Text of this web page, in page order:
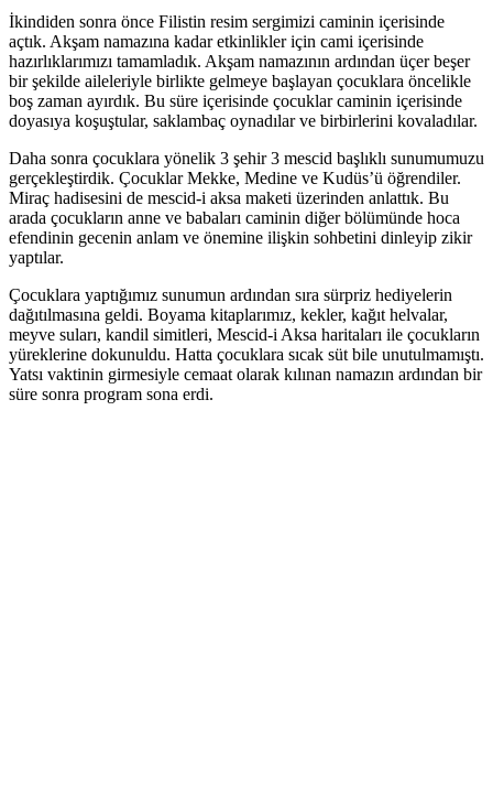
İkindiden sonra önce Filistin resim sergimizi caminin içerisinde
açtık. Akşam namazına kadar etkinlikler için cami içerisinde
hazırlıklarımızı tamamladık. Akşam namazının ardından üçer beşer
bir şekilde aileleriyle birlikte gelmeye başlayan çocuklara öncelikle
boş zaman ayırdık. Bu süre içerisinde çocuklar caminin içerisinde
doyasıya koşuştular, saklambaç oynadılar ve birbirlerini kovaladılar.
Daha sonra çocuklara yönelik 3 şehir 3 mescid başlıklı sunumumuzu
gerçekleştirdik. Çocuklar Mekke, Medine ve Kudüs’ü öğrendiler.
Miraç hadisesini de mescid-i aksa maketi üzerinden anlattık. Bu
arada çocukların anne ve babaları caminin diğer bölümünde hoca
efendinin gecenin anlam ve önemine ilişkin sohbetini dinleyip zikir
yaptılar.
Çocuklara yaptığımız sunumun ardından sıra sürpriz hediyelerin
dağıtılmasına geldi. Boyama kitaplarımız, kekler, kağıt helvalar,
meyve suları, kandil simitleri, Mescid-i Aksa haritaları ile çocukların
yüreklerine dokunuldu. Hatta çocuklara sıcak süt bile unutulmamıştı.
Yatsı vaktinin girmesiyle cemaat olarak kılınan namazın ardından bir
süre sonra program sona erdi.